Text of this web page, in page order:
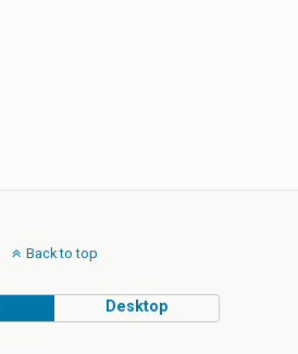
Back to top
Desktop